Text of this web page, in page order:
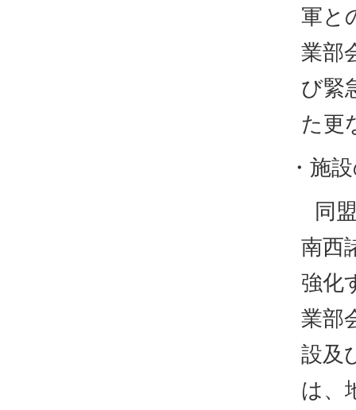
軍と
業部
び緊
た更
・施
同
南西
強化
業部
設及
は、